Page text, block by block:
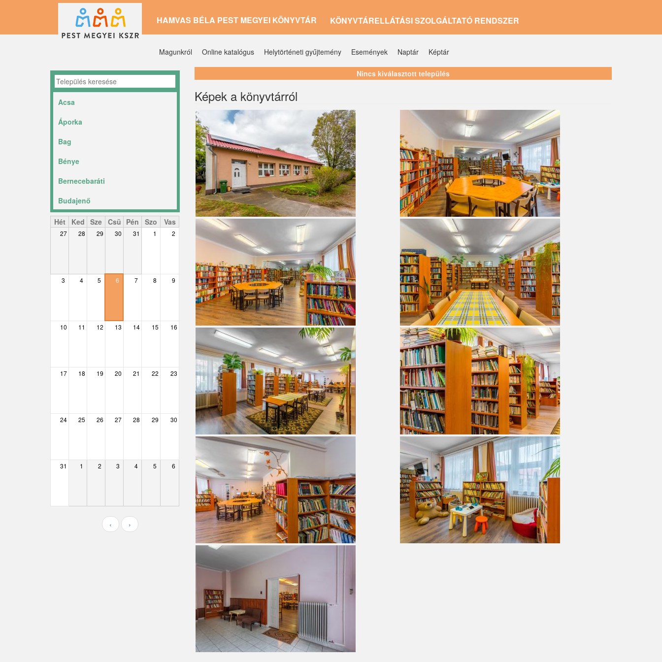
tartalomra
HAMVAS BÉLA PEST MEGYEI KÖNYVTÁR KÖNYVTÁRELLÁTÁSI SZOLGÁLTATÓ RENDSZER
Magunkról Online katalógus Helytörténeti gyűjtemény Események Naptár Képtár
Acsa
Áporka
Bag
Bénye
Bernecebaráti
Budajenő
Ceglédbercel
Csobánka
Csörög
Délegyháza
Dunabogdány
Hét Ked Sze Csü Pén Szo Vas
27 28 29 30 31 1 2
3 4 5 6 7 8 9
10 11 12 13 14 15 16
17 18 19 20 21 22 23
24 25 26 27 28 29 30
31 1 2 3 4 5 6
‹ ›
Nincs kiválasztott település
Képek a könyvtárról